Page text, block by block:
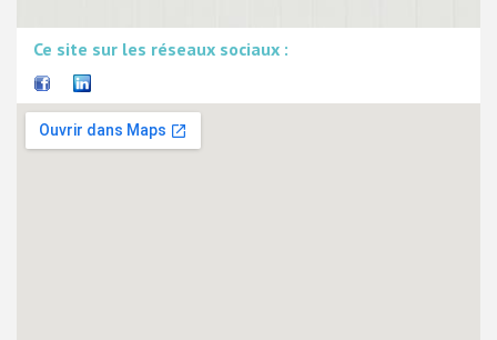
Ce site sur les réseaux sociaux :